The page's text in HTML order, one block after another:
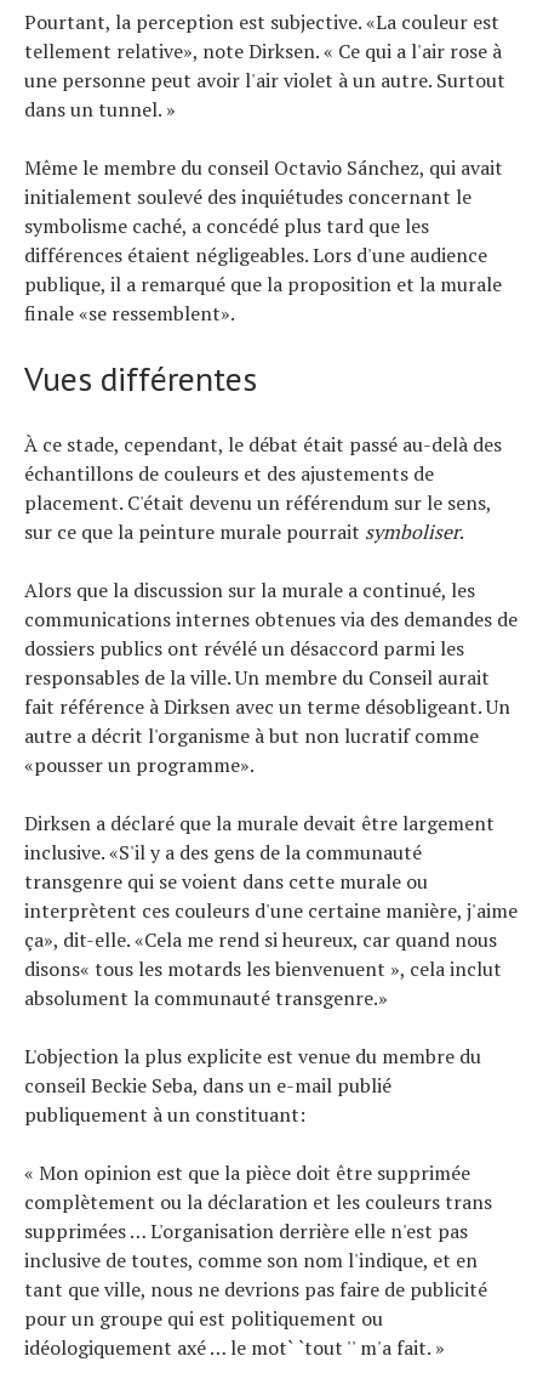
Pourtant, la perception est subjective. «La couleur est
tellement relative», note Dirksen. « Ce qui a l'air rose à
une personne peut avoir l'air violet à un autre. Surtout
dans un tunnel. »
Même le membre du conseil Octavio Sánchez, qui avait
initialement soulevé des inquiétudes concernant le
symbolisme caché, a concédé plus tard que les
différences étaient négligeables. Lors d'une audience
publique, il a remarqué que la proposition et la murale
finale «se ressemblent».
Vues différentes
À ce stade, cependant, le débat était passé au-delà des
échantillons de couleurs et des ajustements de
placement. C'était devenu un référendum sur le sens,
sur ce que la peinture murale pourrait symboliser.
Alors que la discussion sur la murale a continué, les
communications internes obtenues via des demandes de
dossiers publics ont révélé un désaccord parmi les
responsables de la ville. Un membre du Conseil aurait
fait référence à Dirksen avec un terme désobligeant. Un
autre a décrit l'organisme à but non lucratif comme
«pousser un programme».
Dirksen a déclaré que la murale devait être largement
inclusive. «S'il y a des gens de la communauté
transgenre qui se voient dans cette murale ou
interprètent ces couleurs d'une certaine manière, j'aime
ça», dit-elle. «Cela me rend si heureux, car quand nous
disons« tous les motards les bienvenuent », cela inclut
absolument la communauté transgenre.»
L'objection la plus explicite est venue du membre du
conseil Beckie Seba, dans un e-mail publié
publiquement à un constituant:
« Mon opinion est que la pièce doit être supprimée
complètement ou la déclaration et les couleurs trans
supprimées … L'organisation derrière elle n'est pas
inclusive de toutes, comme son nom l'indique, et en
tant que ville, nous ne devrions pas faire de publicité
pour un groupe qui est politiquement ou
idéologiquement axé … le mot` `tout '' m'a fait. »